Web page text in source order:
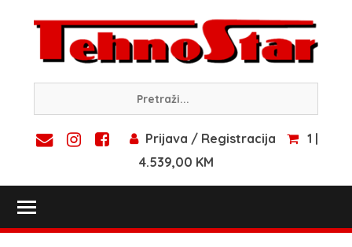
content
Prijava / Registracija
1 |
4.539,00 KM